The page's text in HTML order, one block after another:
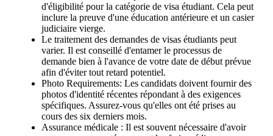
d'éligibilité pour la catégorie de visa étudiant. Cela peut
inclure la preuve d'une éducation antérieure et un casier
judiciaire vierge.
Le traitement des demandes de visas étudiants peut
varier. Il est conseillé d'entamer le processus de
demande bien à l'avance de votre date de début prévue
afin d'éviter tout retard potentiel.
Photo Requirements: Les candidats doivent fournir des
photos d'identité récentes répondant à des exigences
spécifiques. Assurez-vous qu'elles ont été prises au
cours des six derniers mois.
Assurance médicale : Il est souvent nécessaire d'avoir